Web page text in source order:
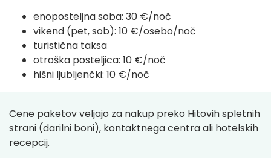
enoposteljna soba: 30 €/noč
vikend (pet, sob): 10 €/osebo/noč
turistična taksa
otroška posteljica: 10 €/noč
hišni ljubljenčki: 10 €/noč
Cene paketov veljajo za nakup preko Hitovih spletnih
strani (darilni boni), kontaktnega centra ali hotelskih
recepcij.